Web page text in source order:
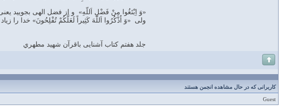
«وَ اِبْتَغُوا مِنْ فَضْلِ اَللّهِ» و از فضل الهی
ولی «وَ اُذْكُرُوا اَللّهَ كَثِیراً لَعَلَّكُمْ تُفْلِحُونَ» خدا را
جلد هفتم کتاب آشنایی باقرآن شهيد مطهري
کاربرانی که در حال مشاهده انجمن هستند
Guest